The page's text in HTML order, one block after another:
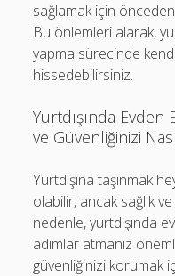
sağlamak için önceden
Bu önlemleri alarak,
yapma sürecinde
hissedebilirsiniz.
Yurtdışında Evden
ve Güvenliğinizi
Yurtdışına taşınmak
olabilir, ancak sağlık
nedenle, yurtdışında
adımlar atmanız
güvenliğinizi korumak